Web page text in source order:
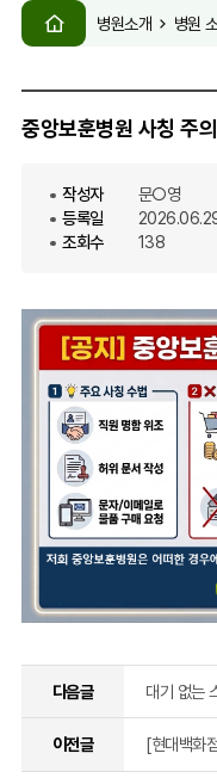
병원소개 병원
중앙보훈병원 사칭 주
작성자
문○영
등록일
조회수
138
다음글 대기 없는
이전글